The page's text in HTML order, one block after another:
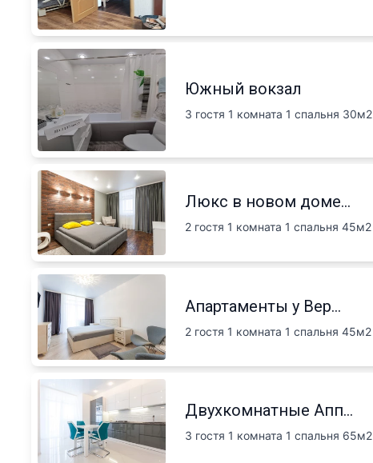
Южный вокзал
3 гостя 1 комната 1 спальня 30м2
Люкс в новом доме...
2 гостя 1 комната 1 спальня 45м2
Апартаменты у Вер...
2 гостя 1 комната 1 спальня 45м2
Двухкомнатные Апп...
3 гостя 1 комната 1 спальня 65м2